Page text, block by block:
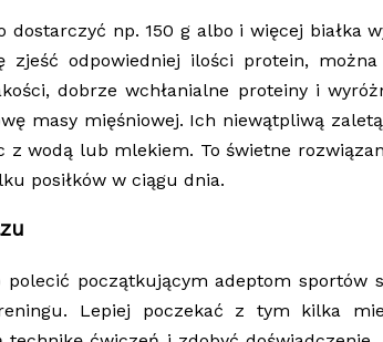
np. 150 g albo i więcej białka
odpowiedniej ilości protein, można
dobrze wchłanialne proteiny i
masy mięśniowej. Ich niewątpliwą
z wodą lub mlekiem. To świetne
posiłków w ciągu dnia.
początkującym adeptom sportów
Lepiej poczekać z tym kilka